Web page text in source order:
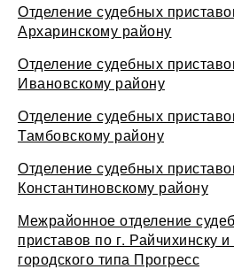
Отделение судебных
Архаринскому району
Отделение судебных
Ивановскому району
Отделение судебных
Тамбовскому району
Отделение судебных
Константиновскому району
Межрайонное отделение
приставов по г. Райчихинску и
городского типа Прогресс